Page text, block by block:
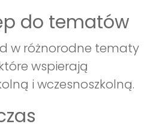
do tematów
w różnorodne tematy
wspierają
i wczesnoszkolną.